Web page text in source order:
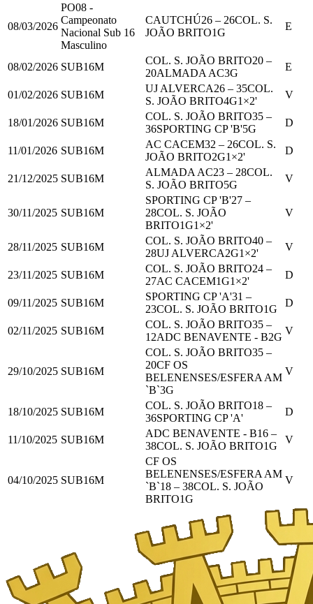
08/03/2026
PO08 -
Campeonato
Nacional Sub 16
Masculino
CAUTCHÚ26 – 26COL. S.
JOÃO BRITO1G
E
08/02/2026 SUB16M
COL. S. JOÃO BRITO20 –
20ALMADA AC3G
E
01/02/2026 SUB16M
UJ ALVERCA26 – 35COL.
S. JOÃO BRITO4G1 ×2'
V
18/01/2026 SUB16M
COL. S. JOÃO BRITO35 –
36SPORTING CP 'B'5G
D
11/01/2026 SUB16M
AC CACEM32 – 26COL. S.
JOÃO BRITO2G1 ×2'
D
21/12/2025 SUB16M
ALMADA AC23 – 28COL.
S. JOÃO BRITO5G
V
30/11/2025 SUB16M
SPORTING CP 'B'27 –
28COL. S. JOÃO
BRITO1G1 ×2'
V
28/11/2025 SUB16M
COL. S. JOÃO BRITO40 –
28UJ ALVERCA2G1 ×2'
V
23/11/2025 SUB16M
COL. S. JOÃO BRITO24 –
27AC CACEM1G1 ×2'
D
09/11/2025 SUB16M
SPORTING CP 'A'31 –
23COL. S. JOÃO BRITO1G
D
02/11/2025 SUB16M
COL. S. JOÃO BRITO35 –
12ADC BENAVENTE - B2G
V
29/10/2025 SUB16M
COL. S. JOÃO BRITO35 –
20CF OS
BELENENSES/ESFERA AM
`B`3G
V
18/10/2025 SUB16M
COL. S. JOÃO BRITO18 –
36SPORTING CP 'A'
D
11/10/2025 SUB16M
ADC BENAVENTE - B16 –
38COL. S. JOÃO BRITO1G
V
04/10/2025 SUB16M
CF OS
BELENENSES/ESFERA AM
`B`18 – 38COL. S. JOÃO
BRITO1G
V